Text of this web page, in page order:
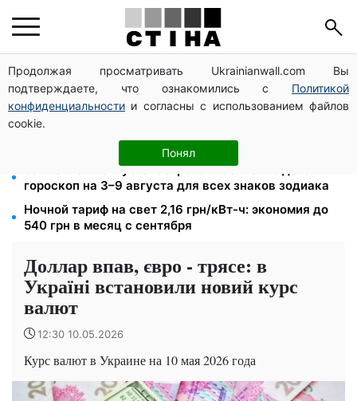
Продолжая просматривать Ukrainianwall.com Вы
подтверждаете, что ознакомились с Политикой
конфиденциальности и согласны с использованием файлов
cookie.
Понял
Фейковые сайты сервисных центров МВД:
мошенники выманивают деньги у водителей перед
выездом за границу
Пенсия по инвалидности III группы с сентября: от
2595 до 10 625 грн — кто сколько получит
Затмение 12 августа: астролог Базиленко дала
гороскоп на 3–9 августа для всех знаков зодиака
Ночной тариф на свет 2,16 грн/кВт-ч: экономия до
540 грн в месяц с сентября
Доллар впав, євро - трясе: в
Україні встановили новий курс
валют
12:30 10.05.2026
Курс валют в Украине на 10 мая 2026 года